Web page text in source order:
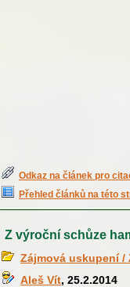
Odkaz na článek pro
Přehled článků na této
Z výroční schůze
Zájmová uskupení /
Aleš Vít, 25.2.2014